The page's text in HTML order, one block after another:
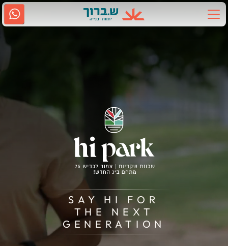
Skip
content
תחומי פעילות
מדיה
SAY HI FOR
THE NEXT
GENERATION